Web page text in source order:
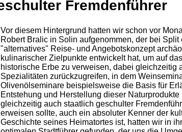
Fremdenführer
Vor diesem Hintergrund hatten wir schon vor
Robert Bralic in Solin aufgenommen, der bei Split
"alternatives" Reise- und Angebotskonzept
kulinarischer Zielpunkte entwickelt hat, um auf
historische Erbe zu verweisen, dabei gleichzeitig
Spezialitäten zurückzugreifen, in dem
Olivenölseminare beispielsweise die Basis für
Entstehung und Herstellung dieser
gleichzeitig auch staatlich geschulter
erweisen sollte, auch ein absoluter Kenner der
Geschichte seines Heimatortes ist, hatten wir in